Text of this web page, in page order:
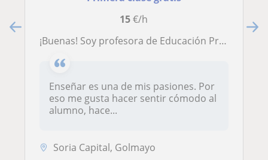
15€/h
¡Buenas! Soy profesora de Educación Primaria e Infantil. Además, soy especialista en inglés y PT. No dudes en contactarme si tienes alguna duda :)
Enseñar es una de mis pasiones. Por
eso me gusta hacer sentir cómodo al
alumno, hace...
Soria Capital, Golmayo